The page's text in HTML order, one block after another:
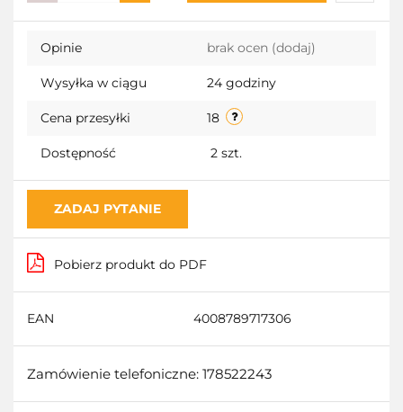
Do
Opinie brak ocen (dodaj)
Wysyłka w ciągu 24 godziny
Cena przesyłki 18
Dostępność 2 szt.
ZADAJ PYTANIE
Pobierz produkt do PDF
EAN 4008789717306
Zamówienie telefoniczne: 178522243